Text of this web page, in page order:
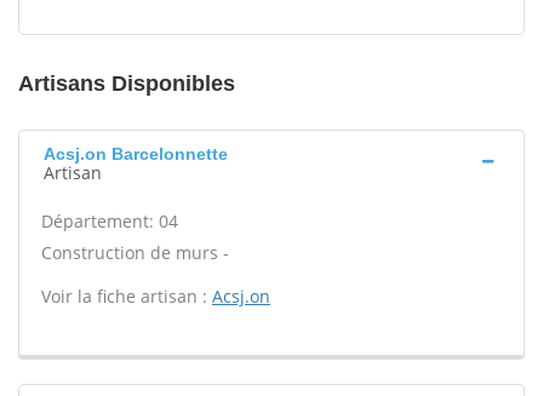
Artisans Disponibles
Acsj.on Barcelonnette
Artisan
Département: 04
Construction de murs -
Voir la fiche artisan : Acsj.on